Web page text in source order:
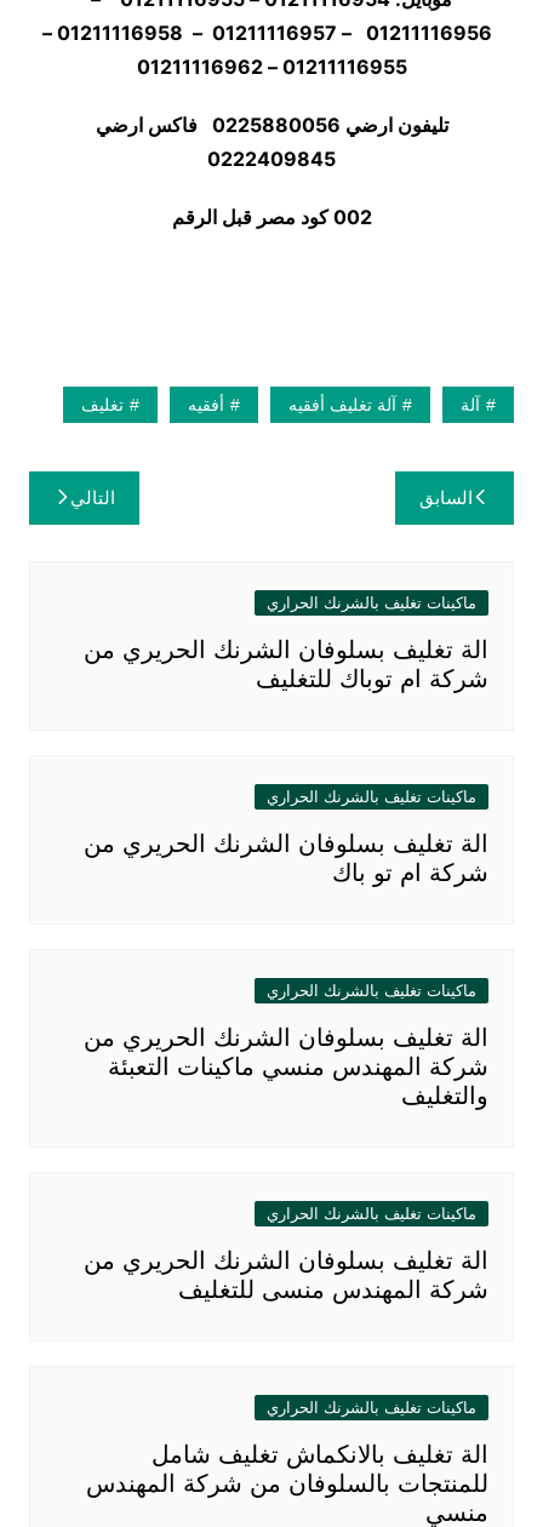
01211116956 – 01211116957 – 01211116958 –
01211116955 – 01211116962
تليفون ارضي 0225880056 فاكس ارضي
0222409845
002 كود مصر قبل الرقم
آلة آلة تغليف أفقيه أفقيه تغليف
تصفّح
المقالات
السابق التالي
ماكينات تغليف بالشرنك الحراري
الة تغليف بسلوفان الشرنك الحريري من
شركة ام توباك للتغليف
ماكينات تغليف بالشرنك الحراري
الة تغليف بسلوفان الشرنك الحريري من
شركة ام تو باك
ماكينات تغليف بالشرنك الحراري
الة تغليف بسلوفان الشرنك الحريري من
شركة المهندس منسي ماكينات التعبئة
والتغليف
ماكينات تغليف بالشرنك الحراري
الة تغليف بسلوفان الشرنك الحريري من
شركة المهندس منسى للتغليف
ماكينات تغليف بالشرنك الحراري
الة تغليف بالانكماش تغليف شامل
للمنتجات بالسلوفان من شركة المهندس
منسي